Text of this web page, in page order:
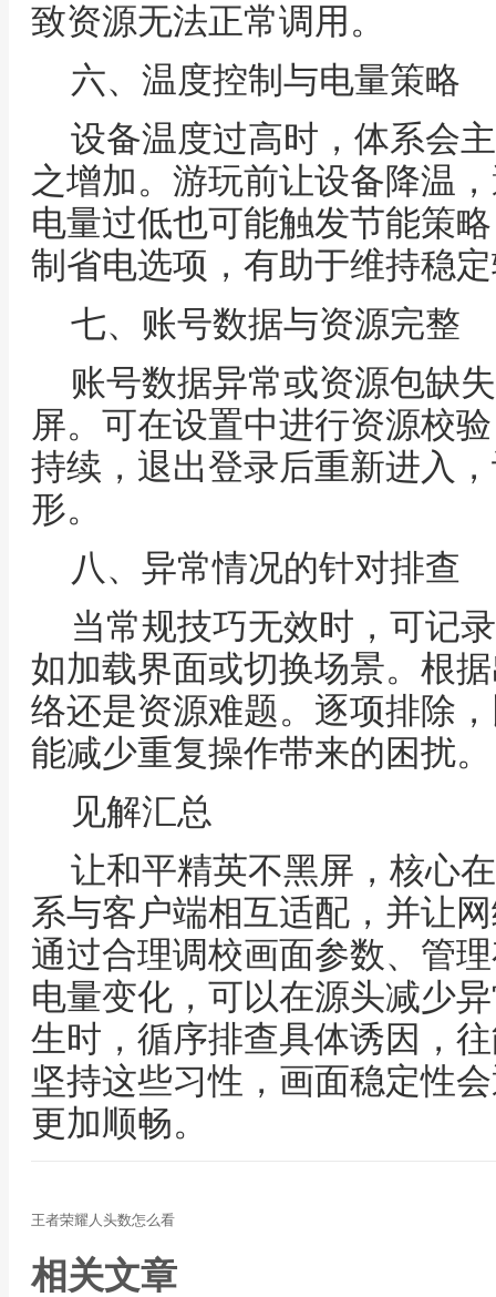
致资源无法正常调用。
六、温度控制与电量策略
设备温度过高时，体系会
之增加。游玩前让设备降温
电量过低也可能触发节能策
制省电选项，有助于维持稳
七、账号数据与资源完整
账号数据异常或资源包缺
屏。可在设置中进行资源校
持续，退出登录后重新进入
形。
八、异常情况的针对排查
当常规技巧无效时，可记
如加载界面或切换场景。根
络还是资源难题。逐项排除
能减少重复操作带来的困扰。
见解汇总
让和平精英不黑屏，核心
系与客户端相互适配，并让
通过合理调校画面参数、管
电量变化，可以在源头减少
生时，循序排查具体诱因，
坚持这些习性，画面稳定性
更加顺畅。
王者荣耀人头数怎么看
相关文章